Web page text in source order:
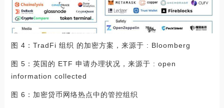
图 4：TradFi 组织 的加密方案，来源于 : Bloomberg
图 5：英国的 ETF 申请办理状况，来源于 : open
information collected
图 6：加密贷币网络热点中的管控组织